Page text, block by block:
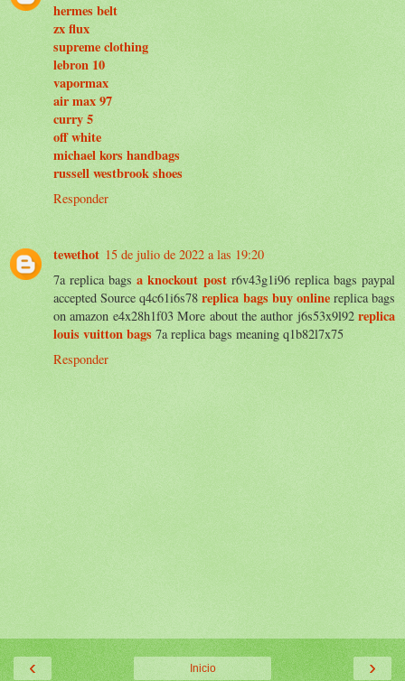
hermes belt
zx flux
supreme clothing
lebron 10
vapormax
air max 97
curry 5
off white
michael kors handbags
russell westbrook shoes
Responder
tewethot 15 de julio de 2022 a las 19:20
7a replica bagsa knockout postr6v43g1i96 replica bags paypal
accepted Source q4c61i6s78replica bags buy onlinereplica bags
on amazon e4x28h1f03 More about the author j6s53x9l92 replica
louis vuitton bags 7a replica bags meaning q1b82l7x75
Responder
‹ ›
Inicio